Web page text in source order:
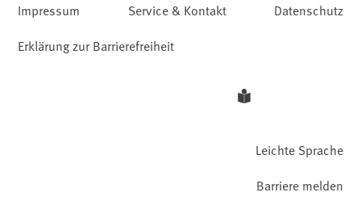
Impressum Service & Kontakt
Datenschutz
Erklärung zur Barrierefreiheit
Leichte Sprache
Barriere melden